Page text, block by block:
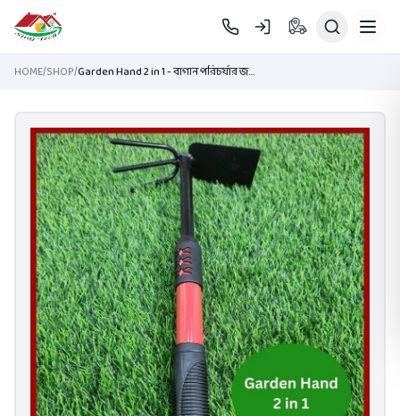
Skip to main content
HOME/SHOP/ Garden Hand 2 in 1 - বাগান পরিচর্যার জন্য মাটি নিড়ানি সেট